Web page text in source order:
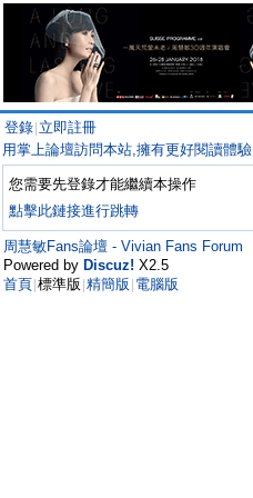
登錄 立即註冊
用掌上論壇訪問本站,擁有更好閱讀體驗
您需要先登錄才能繼續本操作
點擊此鏈接進行跳轉
周慧敏Fans論壇 - Vivian Fans Forum
Powered by Discuz! X2.5
首頁 標準版 精簡版 電腦版